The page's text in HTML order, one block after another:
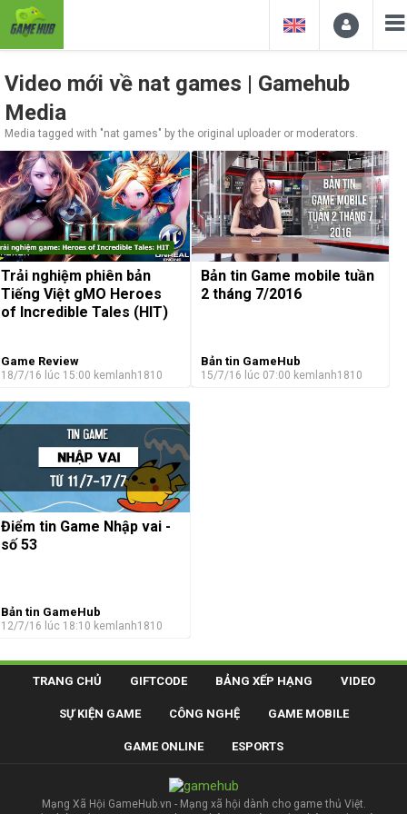
Video mới về nat games | Gamehub
Media
Media tagged with "nat games" by the original uploader or moderators.
Trải nghiệm phiên bản
Tiếng Việt gMO Heroes
of Incredible Tales (HIT)
Game Review
18/7/16 lúc 15:00 kemlanh1810
Bản tin Game mobile tuần
2 tháng 7/2016
Bản tin GameHub
15/7/16 lúc 07:00 kemlanh1810
Điểm tin Game Nhập vai -
số 53
Bản tin GameHub
12/7/16 lúc 18:10 kemlanh1810
TRANG CHỦ GIFTCODE BẢNG XẾP HẠNG VIDEO
SỰ KIỆN GAME CÔNG NGHỆ GAME MOBILE
GAME ONLINE ESPORTS
Mạng Xã Hội GameHub.vn - Mạng xã hội dành cho game thủ Việt.